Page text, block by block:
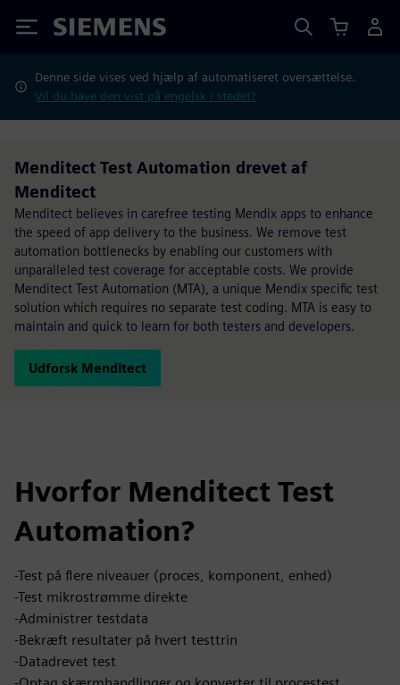
Siemens
Denne side vises ved hjælp af automatiseret oversættelse.
Vil du have den vist på engelsk i stedet?
Menditect Test Automation drevet af
Menditect
Menditect believes in carefree testing Mendix apps to enhance
the speed of app delivery to the business. We remove test
automation bottlenecks by enabling our customers with
unparalleled test coverage for acceptable costs. We provide
Menditect Test Automation (MTA), a unique Mendix specific test
solution which requires no separate test coding. MTA is easy to
maintain and quick to learn for both testers and developers.
Udforsk Menditect
Hvorfor Menditect Test
Automation?
-Test på flere niveauer (proces, komponent, enhed)
-Test mikrostrømme direkte
-Administrer testdata
-Bekræft resultater på hvert testtrin
-Datadrevet test